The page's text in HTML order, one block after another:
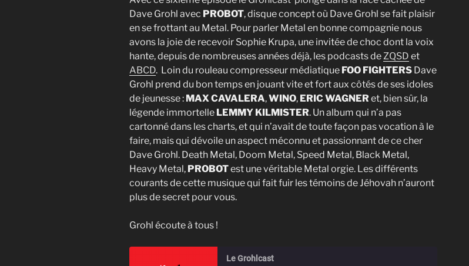
Dave Grohl avec PROBOT, disque concept où Dave Grohl se fait plaisir
en se frottant au Metal. Pour parler Metal en bonne compagnie nous
avons la joie de recevoir Sophie Krupa, une invitée de choc dont la voix
hante, depuis de nombreuses années déjà, les podcasts de ZQSD et
ABCD. Loin du rouleau compresseur médiatique FOO FIGHTERS Dave
Grohl prend du bon temps en jouant vite et fort aux côtés de ses idoles
de jeunesse : MAX CAVALERA,WINO, ERIC WAGNER et, bien sûr, la
légende immortelle LEMMY KILMISTER. Un album qui n’a pas
cartonné dans les charts, et qui n’avait de toute façon pas vocation à le
faire, mais qui dévoile un aspect méconnu et passionnant de ce cher
Dave Grohl. Death Metal, Doom Metal, Speed Metal, Black Metal,
Heavy Metal, PROBOTest une véritable Metal orgie. Les différents
courants de cette musique qui fait fuir les témoins de Jéhovah n’auront
plus de secret pour vous.
Grohl écoute à tous !
Le Grohlcast